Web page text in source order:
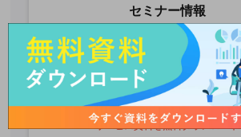
セミナー情報
セミナー情報一覧へ
機能性をさらに向上させるための
サービス資料を無料ダウンロード